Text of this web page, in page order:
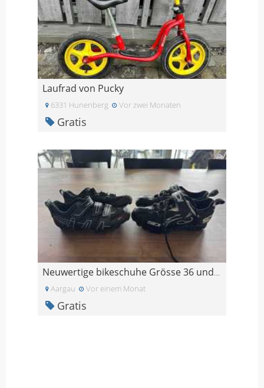
Laufrad von Pucky
6331 Hunenberg Vor zwei Monaten
Gratis
Neuwertige bikeschuhe Grösse 36 und 39
Aargau Vor einem Monat
Gratis